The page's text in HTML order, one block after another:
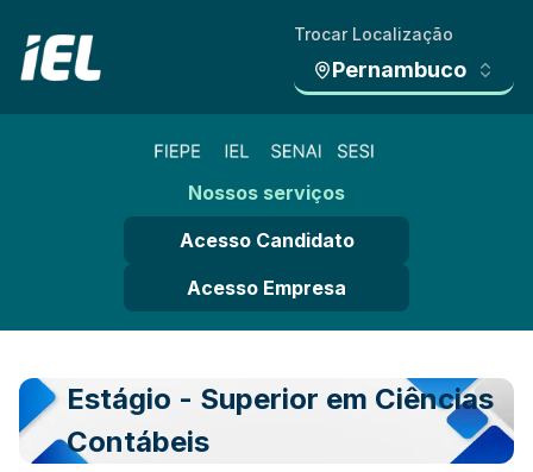
Trocar Localização
Pernambuco
Nossos serviços
Acesso Candidato
Acesso Empresa
Estágio - Superior em Ciências
Contábeis